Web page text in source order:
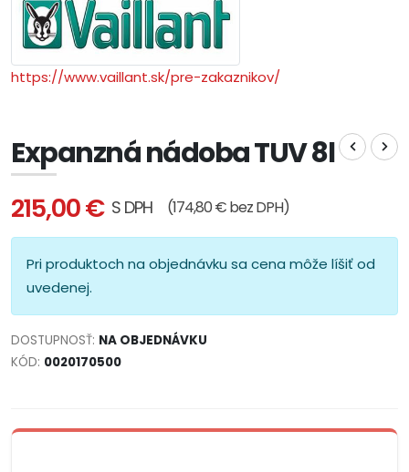
https://www.vaillant.sk/pre-zakaznikov/
Expanzná nádoba TUV 8l
215,00 € S DPH (174,80 € bez DPH)
Pri produktoch na objednávku sa cena môže líšiť od
uvedenej.
DOSTUPNOSŤ: NA OBJEDNÁVKU
KÓD: 0020170500